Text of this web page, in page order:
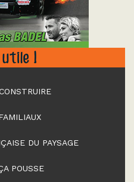
utile !
DU PAYSAGE
POUSSE